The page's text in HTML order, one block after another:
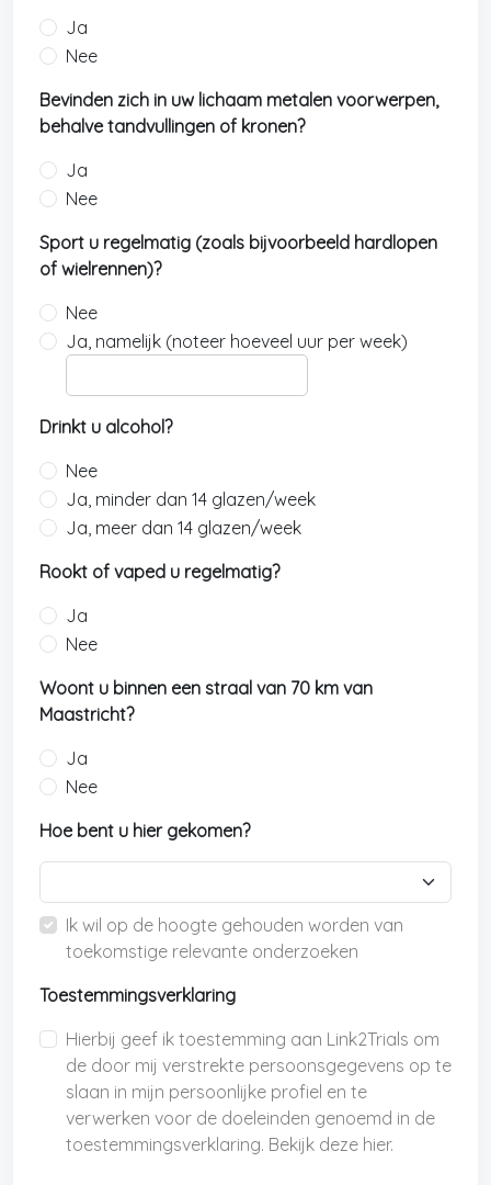
Ja
Nee
Bevinden zich in uw lichaam metalen voorwerpen,
behalve tandvullingen of kronen?
Ja
Nee
Sport u regelmatig (zoals bijvoorbeeld hardlopen
of wielrennen)?
Nee
Ja, namelijk (noteer hoeveel uur per week)
Drinkt u alcohol?
Nee
Ja, minder dan 14 glazen/week
Ja, meer dan 14 glazen/week
Rookt of vaped u regelmatig?
Ja
Nee
Woont u binnen een straal van 70 km van
Maastricht?
Ja
Nee
Hoe bent u hier gekomen?
Ik wil op de hoogte gehouden worden van
toekomstige relevante onderzoeken
Toestemmingsverklaring
Hierbij geef ik toestemming aan Link2Trials om
de door mij verstrekte persoonsgegevens op te
slaan in mijn persoonlijke profiel en te
verwerken voor de doeleinden genoemd in de
toestemmingsverklaring. Bekijk deze hier.